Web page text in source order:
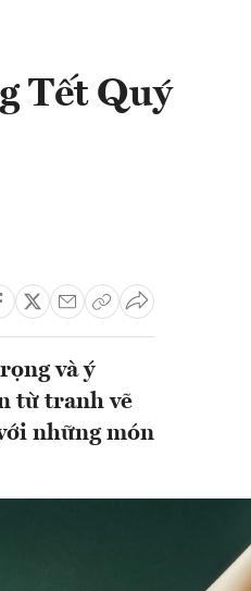
Tết Quý
và ý
từ tranh vẽ
những món